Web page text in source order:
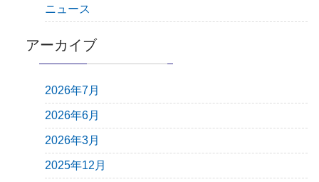
ニュース
アーカイブ
2026年7月
2026年6月
2026年3月
2025年12月